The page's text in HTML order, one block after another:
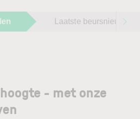
Laatste beursnieuws
- met onze